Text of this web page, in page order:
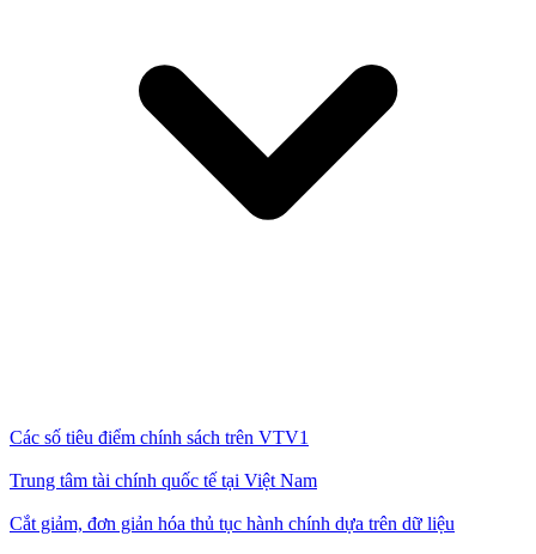
Các số tiêu điểm chính sách trên VTV1
Trung tâm tài chính quốc tế tại Việt Nam
Cắt giảm, đơn giản hóa thủ tục hành chính dựa trên dữ liệu